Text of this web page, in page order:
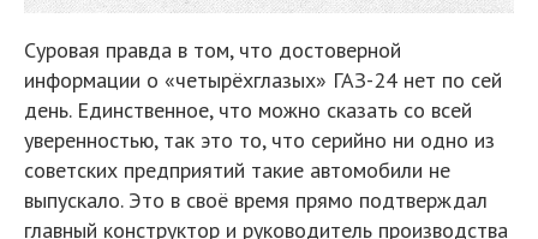
Суровая правда в том, что достоверной
информации о «четырёхглазых» ГАЗ-24 нет по сей
день. Единственное, что можно сказать со всей
уверенностью, так это то, что серийно ни одно из
советских предприятий такие автомобили не
выпускало. Это в своё время прямо подтверждал
главный конструктор и руководитель производства